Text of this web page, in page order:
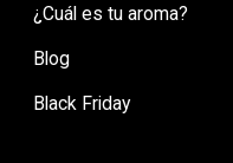
¿Cuál es tu aroma?
Blog
Black Friday